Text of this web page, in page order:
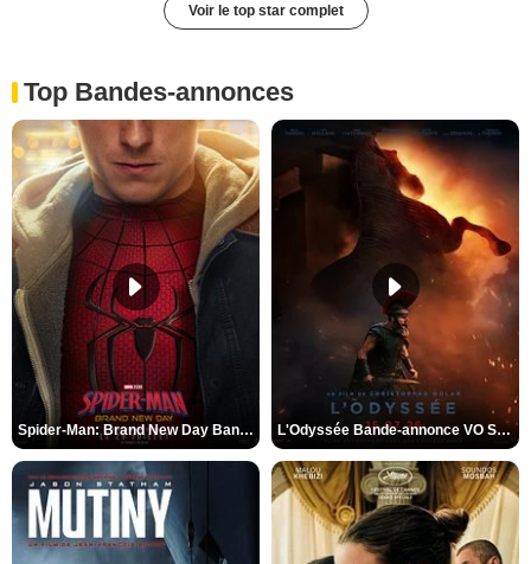
Voir le top star complet
Top Bandes-annonces
Spider-Man: Brand New Day Bande-annonce VO STFR L'Odyssée Bande-annonce VO STFR